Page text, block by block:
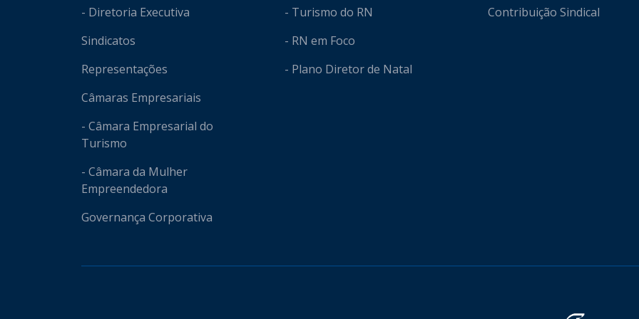
- Diretoria Executiva
Sindicatos
Representações
Câmaras Empresariais
- Câmara Empresarial do
Turismo
- Câmara da Mulher
Empreendedora
Governança Corporativa
- Turismo do RN
- RN em Foco
- Plano Diretor de Natal
Contribuição Sindical